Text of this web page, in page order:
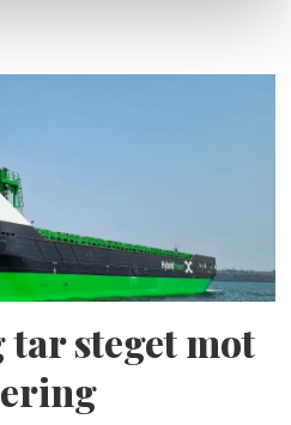
tar steget mot